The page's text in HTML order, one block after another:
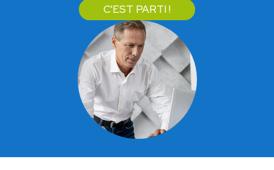
C'EST PARTI !